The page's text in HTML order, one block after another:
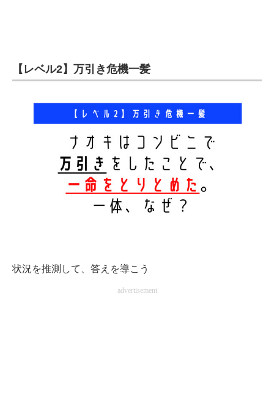
電子設計の基本と応用
建設×テクノロジーの最前線
ちょっと気になるネットの話題
【レベル2】万引き危機一髪
状況を推測して、答えを導こう
advertisement